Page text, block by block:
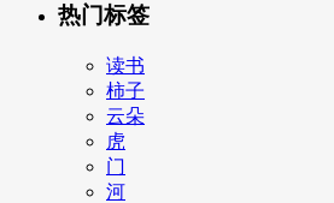
热门标签
读书
柿子
云朵
虎
门
河